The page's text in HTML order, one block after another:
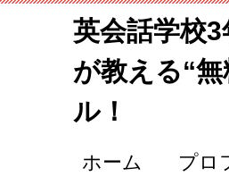
英会話学校
が教える“
ル！
ホーム プロ